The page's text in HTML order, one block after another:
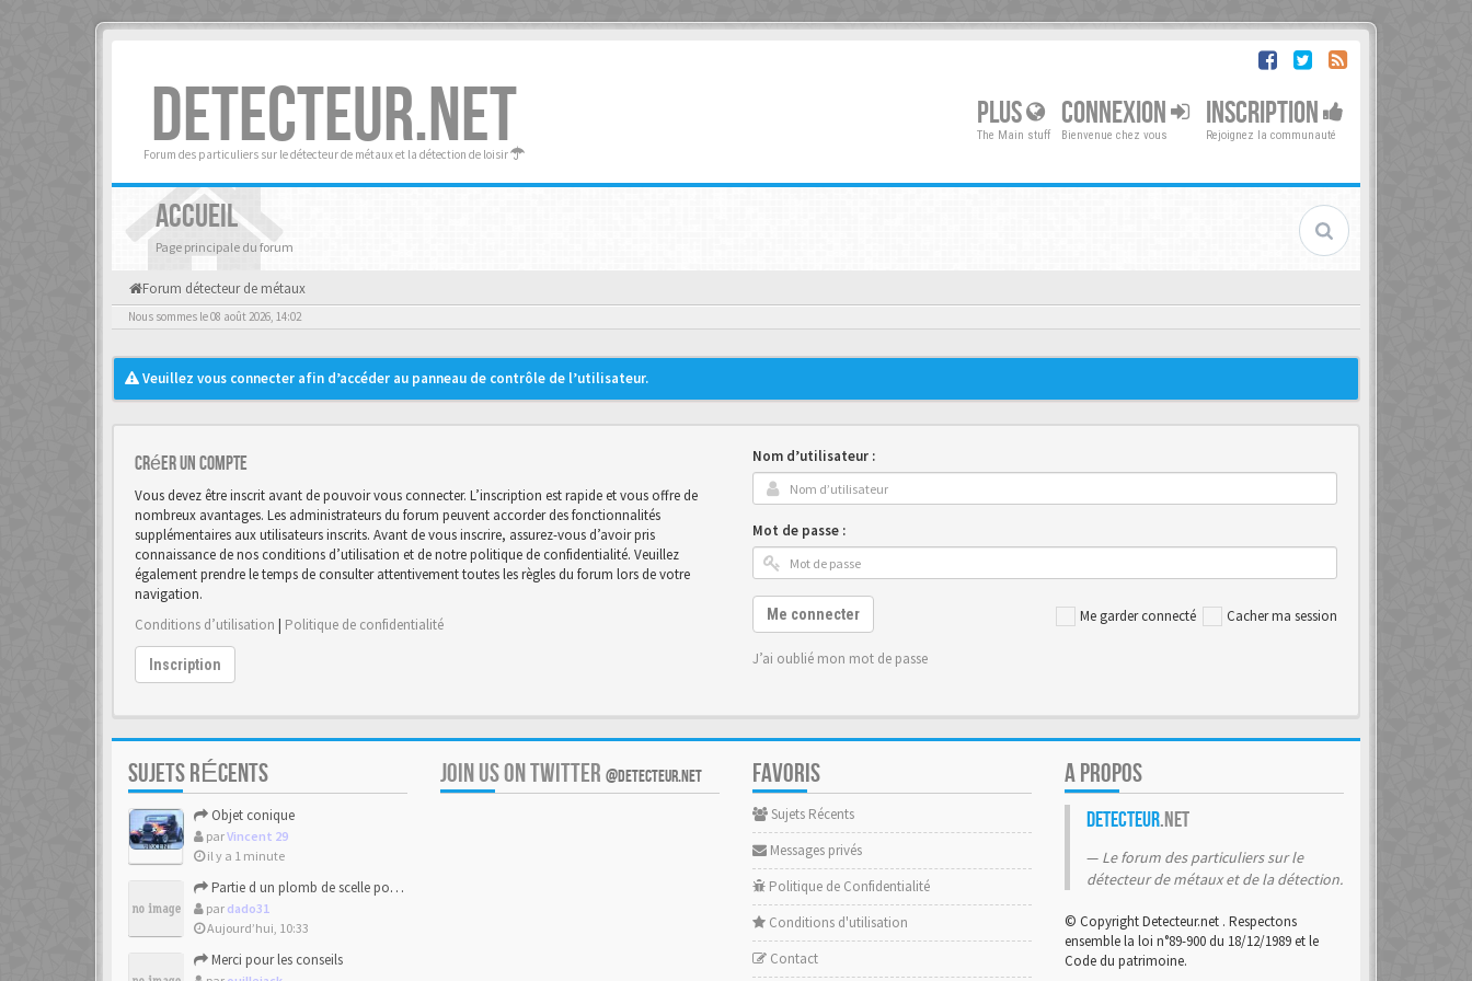
DETECTEUR.NET
Forum des particuliers sur le détecteur de métaux et la détection de loisir
PLUS
The Main stuff
CONNEXION
Bienvenue chez vous
INSCRIPTION
Rejoignez la communauté
ACCUEIL
Page principale du forum
Forum détecteur de métaux
Nous sommes le 08 août 2026, 14:02
Veuillez vous connecter afin d’accéder au panneau de contrôle de l’utilisateur.
Créer un Compte
Vous devez être inscrit avant de pouvoir vous connecter. L’inscription est rapide et vous offre de
nombreux avantages. Les administrateurs du forum peuvent accorder des fonctionnalités
supplémentaires aux utilisateurs inscrits. Avant de vous inscrire, assurez-vous d’avoir pris
connaissance de nos conditions d’utilisation et de notre politique de confidentialité. Veuillez
également prendre le temps de consulter attentivement toutes les règles du forum lors de votre
navigation.
Conditions d’utilisation | Politique de confidentialité
Inscription
Nom d’utilisateur :
Mot de passe :
Me garder connecté Cacher ma session
Me connecter
J’ai oublié mon mot de passe
SUJETS RÉCENTS
Objet conique
parVincent 29
il y a 1 minute
Partie d un plomb de scelle pour de la chaux hydraulique
par dado31
Aujourd’hui, 10:33
Merci pour les conseils
JOIN US ON TWITTER @DETECTEUR.NET FAVORIS
Sujets Récents
Messages privés
Politique de Confidentialité
Conditions d'utilisation
Contact
A PROPOS
Detecteur.net
Le forum des particuliers sur le
détecteur de métaux et de la détection.
© Copyright Detecteur.net . Respectons
ensemble la loi n°89-900 du 18/12/1989 et le
Code du patrimoine.